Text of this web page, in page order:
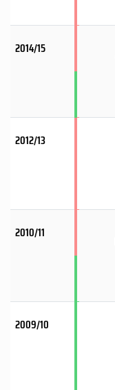
2014/15
2012/13
2010/11
2009/10